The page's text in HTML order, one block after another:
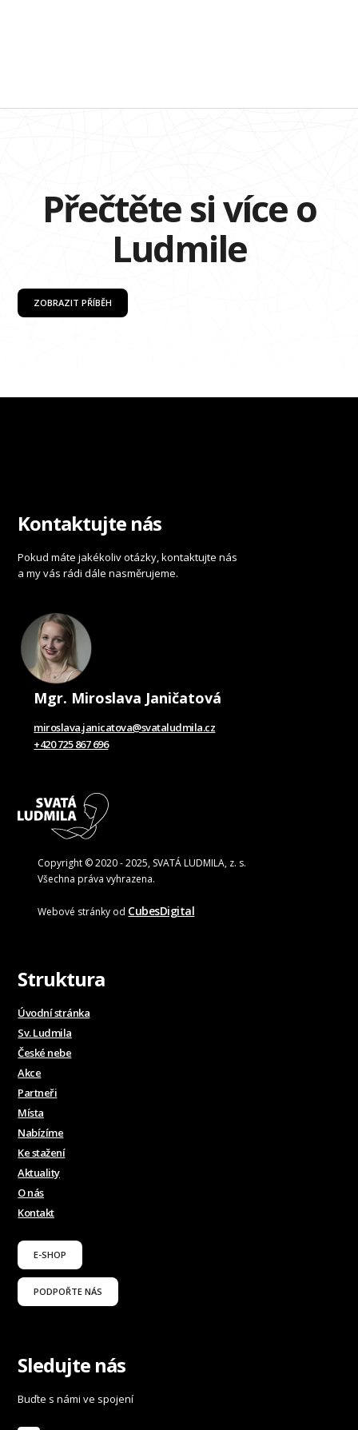
Přečtěte si více o
Ludmile
ZOBRAZIT PŘÍBĚH
Kontaktujte nás
Pokud máte jakékoliv otázky, kontaktujte nás
a my vás rádi dále nasměrujeme.
Mgr. Miroslava Janičatová
miroslava.janicatova@svataludmila.cz
+420 725 867 696
Copyright © 2020 - 2025, SVATÁ LUDMILA, z. s.
Všechna práva vyhrazena.
Webové stránky od CubesDigital
Struktura
Úvodní stránka
Sv. Ludmila
České nebe
Akce
Partneři
Místa
Nabízíme
Ke stažení
Aktuality
O nás
Kontakt
E-SHOP
PODPOŘTE NÁS
Sledujte nás
Buďte s námi ve spojení